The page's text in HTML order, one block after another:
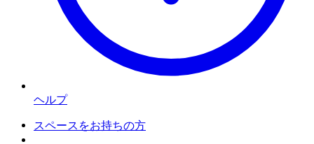
ヘルプ
スペースをお持ちの方